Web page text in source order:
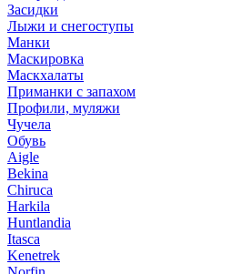
Засидки
Лыжи и снегоступы
Манки
Маскировка
Маскхалаты
Приманки с запахом
Профили, муляжи
Чучела
Обувь
Aigle
Bekina
Chiruсa
Harkila
Huntlandia
Itasca
Kenetrek